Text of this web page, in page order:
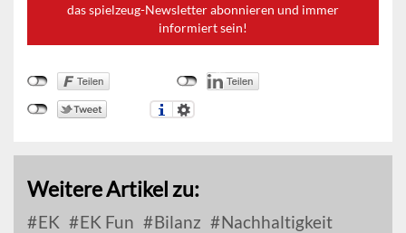
das spielzeug-Newsletter abonnieren und immer
informiert sein!
Weitere Artikel zu:
EK EK Fun Bilanz Nachhaltigkeit